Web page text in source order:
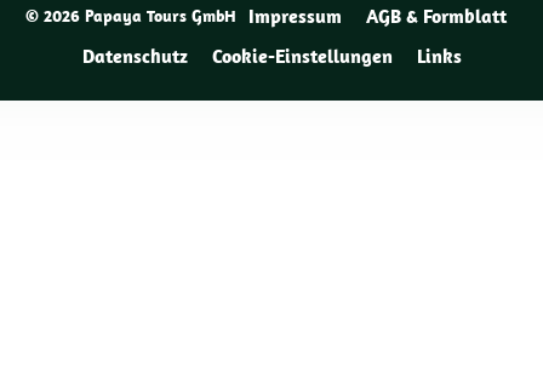
© 2026 Papaya Tours GmbH Impressum
AGB & Formblatt
Datenschutz
Cookie-Einstellungen Links